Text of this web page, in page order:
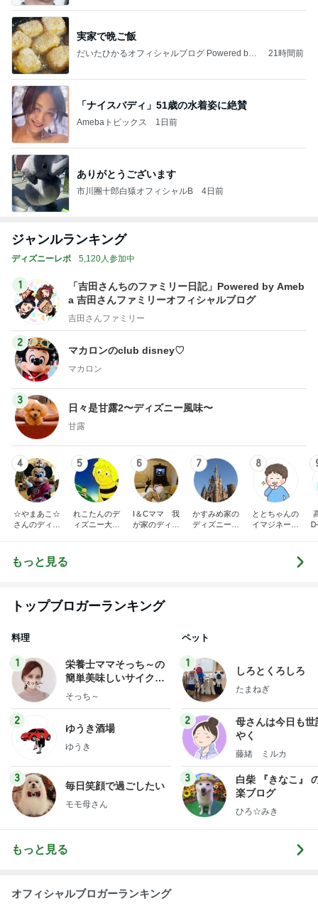
実家で晩ご飯
だいたひかるオフィシャルブログ Powered by
21時間前
「ナイスバディ」51歳の水着姿に絶賛
Amebaトピックス 1日前
ありがとうございます
市川團十郎白猿オフィシャルB 4日前
ジャンルランキング
ディズニーレポ 5,120人参加中
1
「吉田さんちのファミリー日記」Powered by Ameb
a 吉田さんファミリーオフィシャルブログ
吉田さんファミリー
2
マカロンのclub disney♡
マカロン
3
日々是甘露2〜ディズニー風味〜
甘露
4
☆やまあこ☆
さんのディズ
5
れこたんのデ
ィズニー大好
6
I＆Cママ 我
が家のディズ
7
かすみめ家の
ディズニー大
8
ととちゃんの
イマジネーシ
もっと見る
トップブロガーランキング
料理
1
栄養士ママそっち～の
簡単美味しいサイクル
献立
そっち～
2
ゆうき酒場
ゆうき
3
毎日笑顔で過ごしたい
モモ母さん
ペット
1
しろとくろしろ
たまねぎ
2
母さんは今日も世
やく
藤緒 ミルカ
3
白柴 『きなこ』
楽ブログ
ひろ☆みき
もっと見る
オフィシャルブロガーランキング